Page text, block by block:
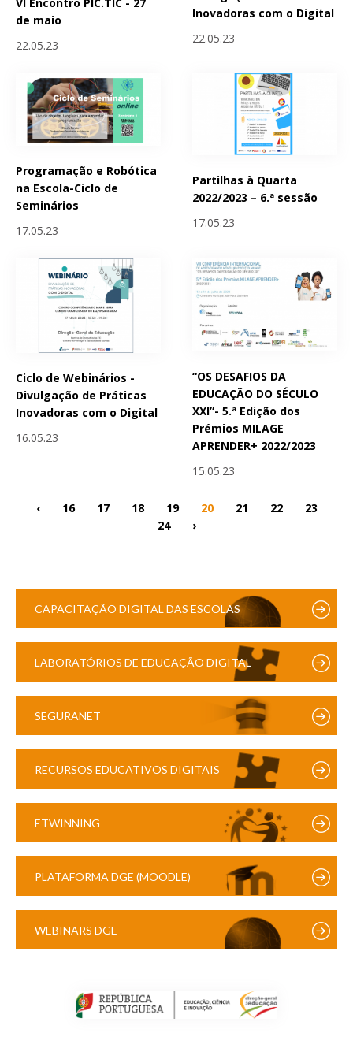
VI Encontro PIC.TIC - 27
de maio
22.05.23
Inovadoras com o Digital
22.05.23
Programação e Robótica
na Escola-Ciclo de
Seminários
17.05.23
Partilhas à Quarta
2022/2023 – 6.ª sessão
17.05.23
Ciclo de Webinários -
Divulgação de Práticas
Inovadoras com o Digital
16.05.23
“OS DESAFIOS DA
EDUCAÇÃO DO SÉCULO
XXI”- 5.ª Edição dos
Prémios MILAGE
APRENDER+ 2022/2023
15.05.23
‹ 16 17 18 19 20 21 22
23
24
›
CAPACITAÇÃO DIGITAL DAS ESCOLAS
LABORATÓRIOS DE EDUCAÇÃO DIGITAL
SEGURANET
RECURSOS EDUCATIVOS DIGITAIS
ETWINNING
PLATAFORMA DGE (MOODLE)
WEBINARS DGE